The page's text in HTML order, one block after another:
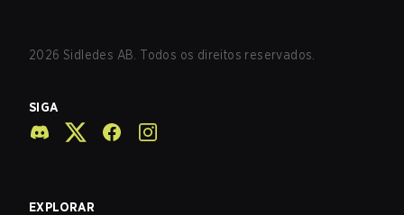
2026 Sidledes AB. Todos os direitos reservados.
SIGA
EXPLORAR